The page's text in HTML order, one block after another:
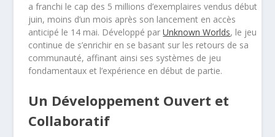
a franchi le cap des 5 millions d’exemplaires vendus début
juin, moins d’un mois après son lancement en accès
anticipé le 14 mai. Développé parUnknown Worlds, le jeu
continue de s’enrichir en se basant sur les retours de sa
communauté, affinant ainsi ses systèmes de jeu
fondamentaux et l’expérience en début de partie.
Un Développement Ouvert et
Collaboratif